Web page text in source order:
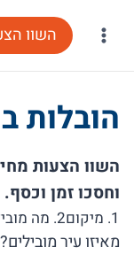
השוו
הובלות
השוו הצעות
וחסכו זמן וכסף.
1. מיקום 2. מה מובילים?
מאיזו עיר מובילים?